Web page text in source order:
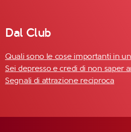
Dal Club
Quali sono le cose importanti in
Sei depresso e credi di non saper
Segnali di attrazione reciproca